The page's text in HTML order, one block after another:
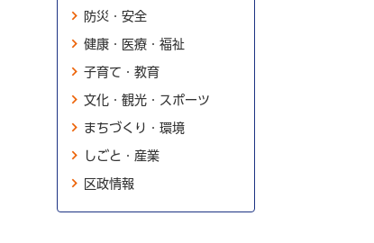
防災・安全
健康・医療・福祉
子育て・教育
文化・観光・スポーツ
まちづくり・環境
しごと・産業
区政情報